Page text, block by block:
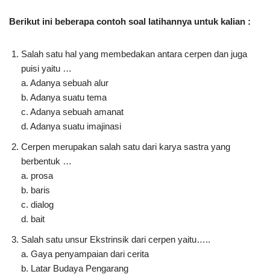
Berikut ini beberapa contoh soal latihannya untuk kalian :
Salah satu hal yang membedakan antara cerpen dan juga
puisi yaitu …
a. Adanya sebuah alur
b. Adanya suatu tema
c. Adanya sebuah amanat
d. Adanya suatu imajinasi
Cerpen merupakan salah satu dari karya sastra yang
berbentuk …
a. prosa
b. baris
c. dialog
d. bait
Salah satu unsur Ekstrinsik dari cerpen yaitu…..
a. Gaya penyampaian dari cerita
b. Latar Budaya Pengarang